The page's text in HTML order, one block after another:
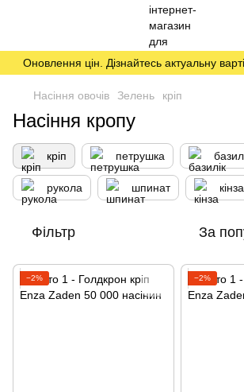
Оновлення цін. Дізнайтесь актуальну
Насіння овочів Зелень кріп
Насіння кропу
кріп петрушка
рукола шпинат кінза
Фільтр За
−2% −2%